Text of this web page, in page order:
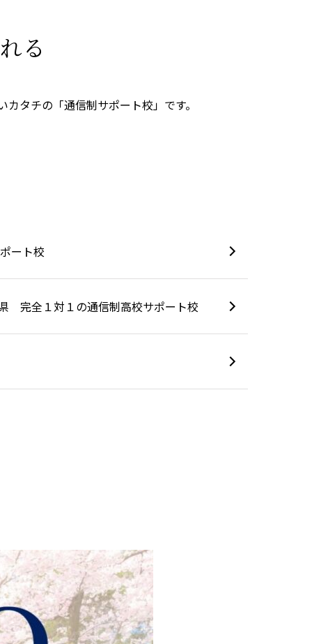
る
タチの「通信制サポート校」です。
ート校
完全１対１の通信制高校サポート校